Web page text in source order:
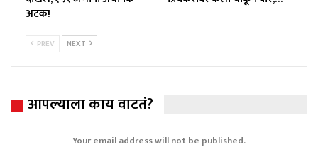
अटक!
PREV NEXT
आपल्याला काय वाटतं?
Your email address will not be published.